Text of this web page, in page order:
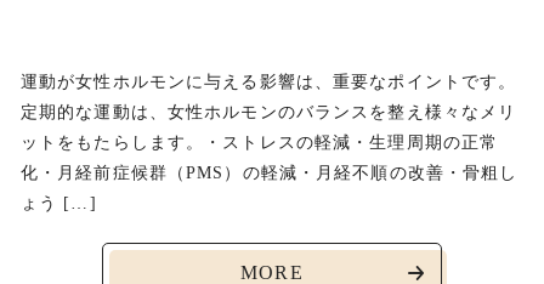
運動が女性ホルモンに与える影響は、重要なポイントです。
定期的な運動は、女性ホルモンのバランスを整え様々なメリ
ットをもたらします。・ストレスの軽減・生理周期の正常
化・月経前症候群（PMS）の軽減・月経不順の改善・骨粗し
ょう […]
MORE